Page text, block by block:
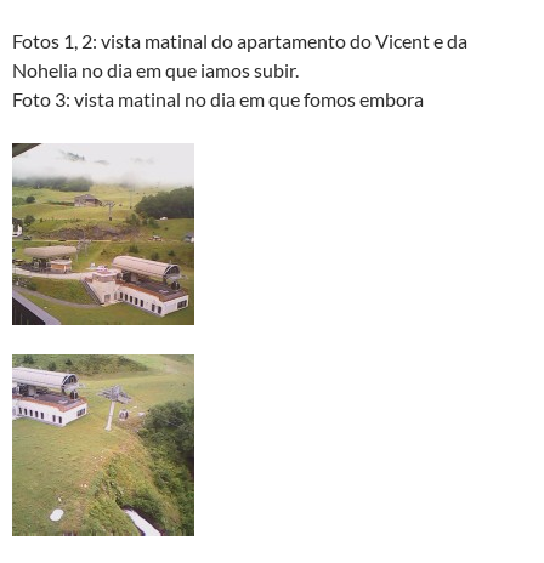
Fotos 1, 2: vista matinal do apartamento do Vicent e da
Nohelia no dia em que iamos subir.
Foto 3: vista matinal no dia em que fomos embora